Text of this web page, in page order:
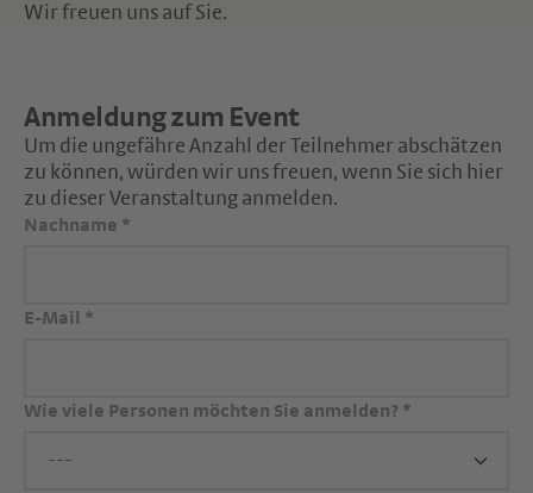
Wir freuen uns auf Sie.
Anmeldung zum Event
Um die ungefähre Anzahl der Teilnehmer abschätzen
zu können, würden wir uns freuen, wenn Sie sich hier
zu dieser Veranstaltung anmelden.
Nachname *
E-Mail *
Wie viele Personen möchten Sie anmelden? *